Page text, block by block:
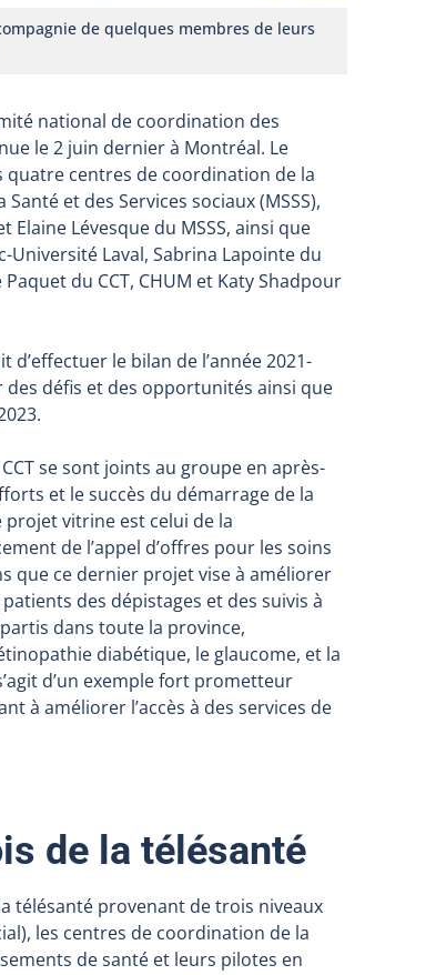
de quelques membres de leurs
national de coordination des
le 2 juin dernier à Montréal. Le
quatre centres de coordination de la
et des Services sociaux (MSSS),
Lévesque du MSSS, ainsi que
Université Laval, Sabrina Lapointe du
Paquet du CCT, CHUM et Katy Shadpour
le bilan de l’année 2021-
défis et des opportunités ainsi que
se sont joints au groupe en après-
et le succès du démarrage de la
projet vitrine est celui de la
de l’appel d’offres pour les soins
que ce dernier projet vise à améliorer
des dépistages et des suivis à
dans toute la province,
diabétique, le glaucome, et la
d’un exemple fort prometteur
à améliorer l’accès à des services de
de la télésanté
télésanté provenant de trois niveaux
les centres de coordination de la
de santé et leurs pilotes en